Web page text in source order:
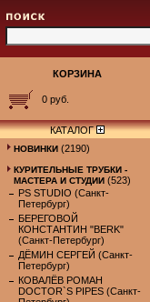
КОРЗИНА
0 руб.
КАТАЛОГ
НОВИНКИ (2190)
КУРИТЕЛЬНЫЕ ТРУБКИ -
МАСТЕРА И СТУДИИ (523)
PS STUDIO (Санкт-
Петербург)
БЕРЕГОВОЙ
КОНСТАНТИН "BERK"
(Санкт-Петербург)
ДЁМИН СЕРГЕЙ (Санкт-
Петербург)
КОВАЛЁВ РОМАН
DOCTOR`S PIPES (Санкт-